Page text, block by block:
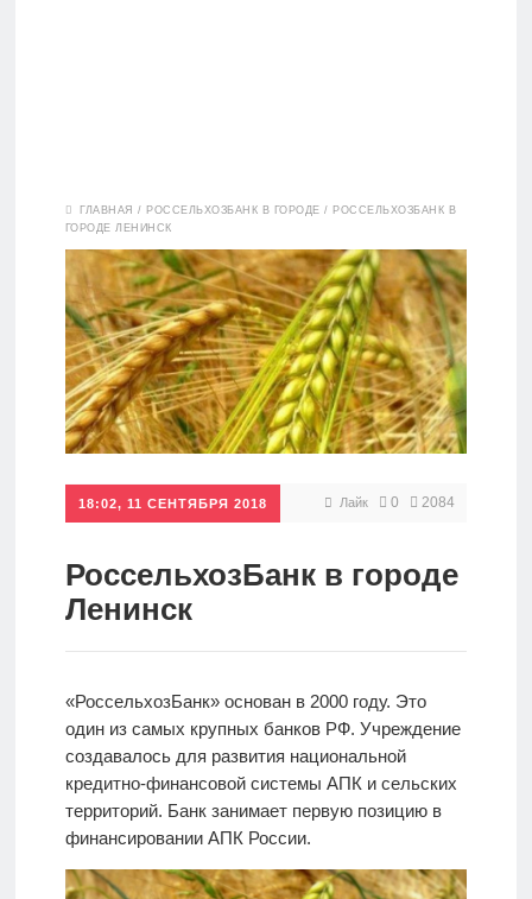
Дебетовые
карты
Кредитные
карты
Кредиты
Ипотеки
ГЛАВНАЯ / РОССЕЛЬХОЗБАНК В ГОРОДЕ / РОССЕЛЬХОЗБАНК В
ГОРОДЕ ЛЕНИНСК
18:02, 11 СЕНТЯБРЯ 2018 Лайк 0 2084
РоссельхозБанк в городе
Ленинск
«РоссельхозБанк» основан в 2000 году. Это
один из самых крупных банков РФ. Учреждение
создавалось для развития национальной
кредитно-финансовой системы АПК и сельских
территорий. Банк занимает первую позицию в
финансировании АПК России.